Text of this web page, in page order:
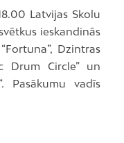
Latvijas Skolu
ieskandinās
Dzintras
Drum Circle” un
Pasākumu vadīs